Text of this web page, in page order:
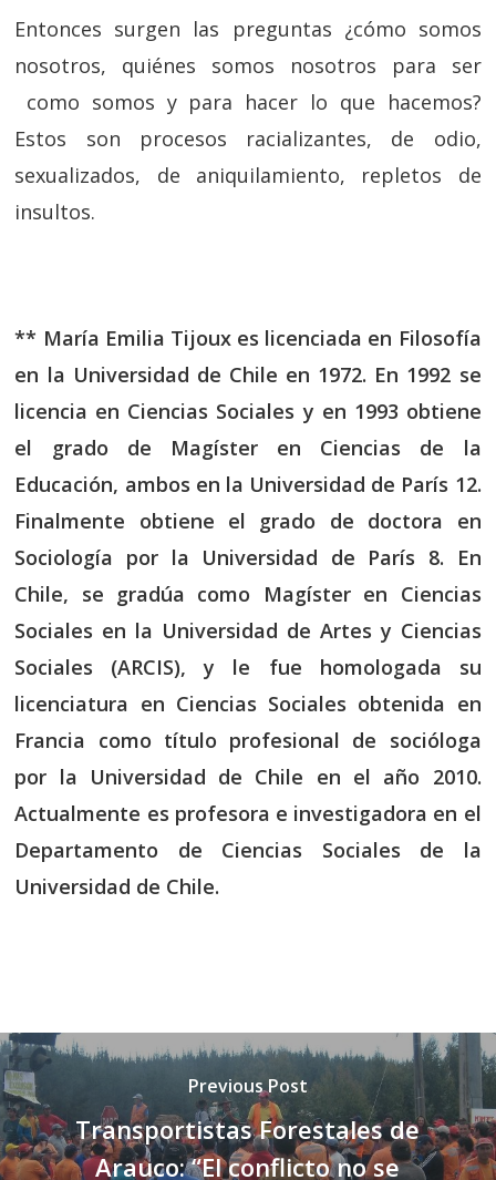
Entonces surgen las preguntas ¿cómo somos
nosotros, quiénes somos nosotros para ser
como somos y para hacer lo que hacemos?
Estos son procesos racializantes, de odio,
sexualizados, de aniquilamiento, repletos de
insultos.
** María Emilia Tijoux es licenciada en Filosofía
en la Universidad de Chile en 1972. En 1992 se
licencia en Ciencias Sociales y en 1993 obtiene
el grado de Magíster en Ciencias de la
Educación, ambos en la Universidad de París 12.
Finalmente obtiene el grado de doctora en
Sociología por la Universidad de París 8. En
Chile, se gradúa como Magíster en Ciencias
Sociales en la Universidad de Artes y Ciencias
Sociales (ARCIS), y le fue homologada su
licenciatura en Ciencias Sociales obtenida en
Francia como título profesional de socióloga
por la Universidad de Chile en el año 2010.
Actualmente es profesora e investigadora en el
Departamento de Ciencias Sociales de la
Universidad de Chile.
Previous Post
Transportistas Forestales de
Arauco: “El conflicto no se